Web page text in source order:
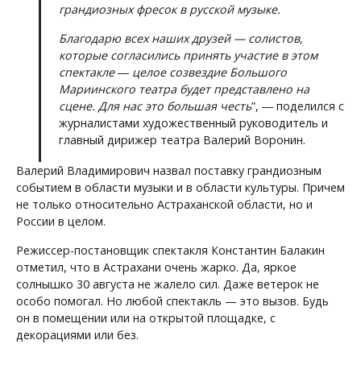
грандиозных фресок в русской музыке.
Благодарю всех наших друзей — солистов,
которые согласились принять участие в этом
спектакле ― целое созвездие Большого
Мариинского театра будет представлено на
сцене. Для нас это большая честь”, ― поделился с
журналистами художественный руководитель и
главный дирижер театра Валерий Воронин.
Валерий Владимирович назвал поставку грандиозным
событием в области музыки и в области культуры. Причем
не только относительно Астраханской области, но и
России в целом.
Режиссер-постановщик спектакля Константин Балакин
отметил, что в Астрахани очень жарко. Да, яркое
солнышко 30 августа не жалело сил. Даже ветерок не
особо помогал. Но любой спектакль — это вызов. Будь
он в помещении или на открытой площадке, с
декорациями или без.